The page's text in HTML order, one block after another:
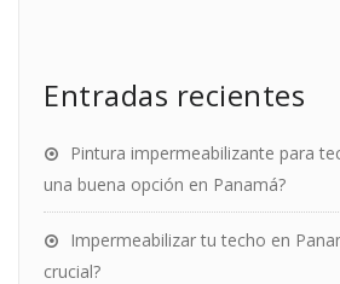
Entradas recientes
Pintura impermeabilizante para
una buena opción en Panamá?
Impermeabilizar tu techo en
crucial?